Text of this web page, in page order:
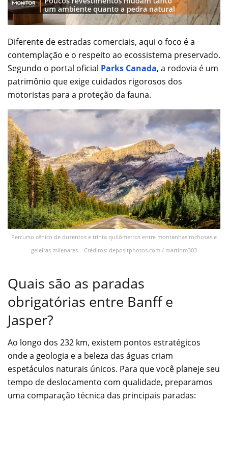
Diferente de estradas comerciais, aqui o foco é a
contemplação e o respeito ao ecossistema preservado.
Segundo o portal oficial Parks Canada, a rodovia é um
patrimônio que exige cuidados rigorosos dos
motoristas para a proteção da fauna.
Percurso cênico de duzentos e trinta quilômetros entre montanhas rochosas e
geleiras milenares – Créditos: depositphotos.com / martinm303
Quais são as paradas
obrigatórias entre Banff e
Jasper?
Ao longo dos 232 km, existem pontos estratégicos
onde a geologia e a beleza das águas criam
espetáculos naturais únicos. Para que você planeje seu
tempo de deslocamento com qualidade, preparamos
uma comparação técnica das principais paradas: